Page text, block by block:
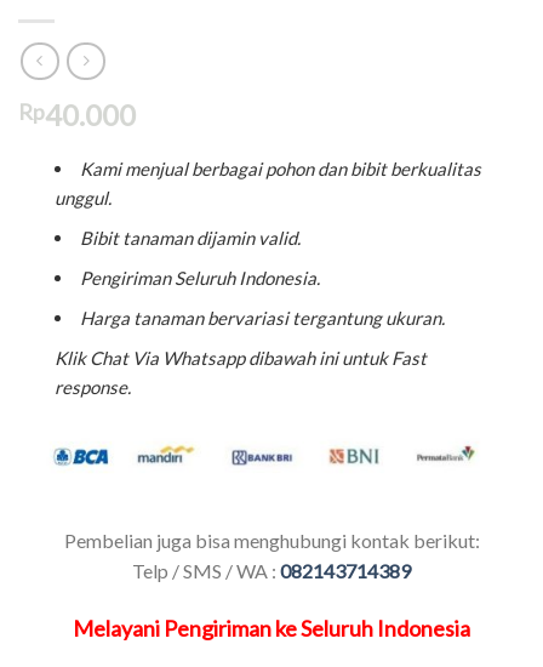
Rp40.000
Kami menjual berbagai pohon dan bibit berkualitas
unggul.
Bibit tanaman dijamin valid.
Pengiriman Seluruh Indonesia.
Harga tanaman bervariasi tergantung ukuran.
Klik Chat Via Whatsapp dibawah ini untuk Fast
response.
Pembelian juga bisa menghubungi kontak berikut:
Telp / SMS / WA : 082143714389
Melayani Pengiriman ke Seluruh Indonesia